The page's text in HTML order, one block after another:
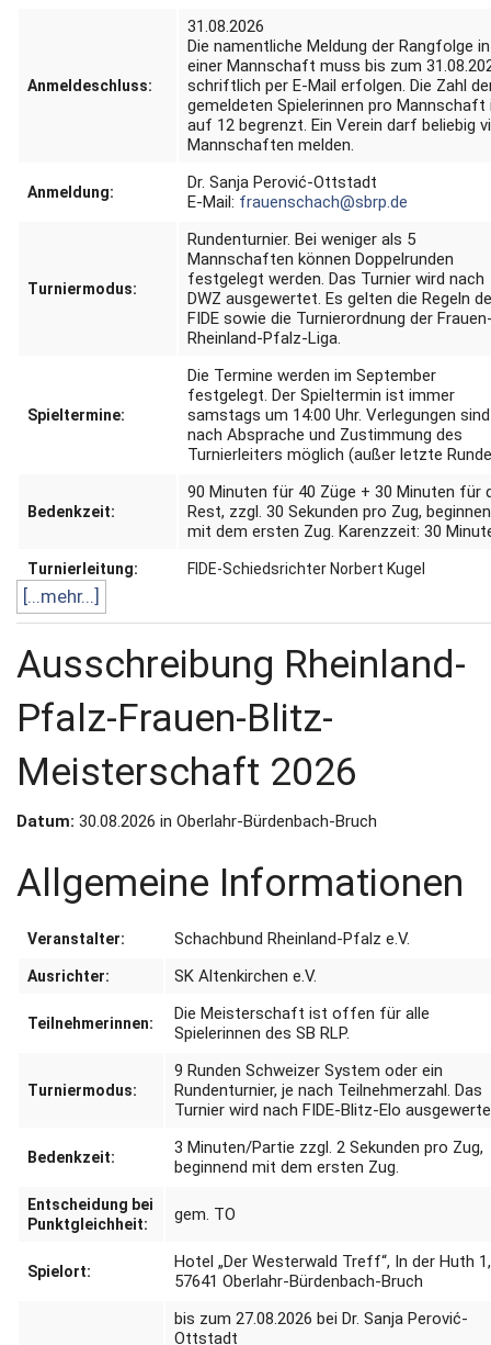
Anmeldeschluss:
31.08.2026
Die namentliche Meldung der Rangfolge in
einer Mannschaft muss bis zum
schriftlich per E-Mail erfolgen. Die Zahl
gemeldeten Spielerinnen pro
auf 12 begrenzt. Ein Verein darf beliebig
Mannschaften melden.
Anmeldung:
Dr. Sanja Perović-Ottstadt
E-Mail: frauenschach@sbrp.de
Turniermodus:
Rundenturnier. Bei weniger als 5
Mannschaften können Doppelrunden
festgelegt werden. Das Turnier wird nach
DWZ ausgewertet. Es gelten die Regeln
FIDE sowie die Turnierordnung der
Rheinland-Pfalz-Liga.
Spieltermine:
Die Termine werden im September
festgelegt. Der Spieltermin ist immer
samstags um 14:00 Uhr. Verlegungen sind
nach Absprache und Zustimmung des
Turnierleiters möglich (außer letzte
Bedenkzeit:
90 Minuten für 40 Züge + 30 Minuten für
Rest, zzgl. 30 Sekunden pro Zug,
mit dem ersten Zug. Karenzzeit: 30
Turnierleitung: FIDE-Schiedsrichter Norbert Kugel
[...mehr...]
Ausschreibung Rheinland-
Pfalz-Frauen-Blitz-
Meisterschaft 2026
Datum: 30.08.2026 in Oberlahr-Bürdenbach-Bruch
Allgemeine Informationen
Veranstalter: Schachbund Rheinland-Pfalz e.V.
Ausrichter: SK Altenkirchen e.V.
Teilnehmerinnen:
Die Meisterschaft ist offen für alle
Spielerinnen des SB RLP.
Turniermodus:
9 Runden Schweizer System oder ein
Rundenturnier, je nach Teilnehmerzahl.Das
Turnier wird nach FIDE-Blitz-Elo
Bedenkzeit:
3 Minuten/Partie zzgl. 2 Sekunden pro Zug,
beginnend mit dem ersten Zug.
Entscheidung bei
Punktgleichheit:
gem. TO
Spielort:
Hotel „Der Westerwald Treff“, In der Huth 1,
57641 Oberlahr-Bürdenbach-Bruch
bis zum 27.08.2026 bei Dr. Sanja Perović-
Ottstadt